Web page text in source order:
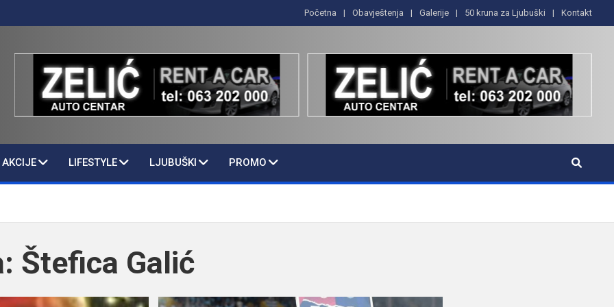
Početna Obavještenja Galerije 50 kruna za Ljubuški Kontakt
LIFESTYLE LJUBUŠKI PROMO
Štefica Galić